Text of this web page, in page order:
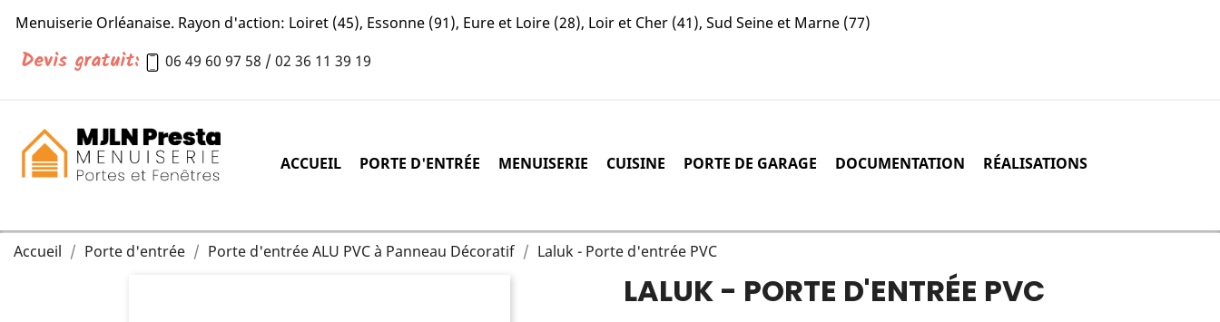
Devis gratuit: 06 49 60 97 58 / 02 36 11 39 19
Menuiserie Orléanaise. Rayon d'action: Loiret (45), Essonne (91), Eure et Loire (28), Loir et Cher (41), Sud Seine et Marne (77)
ACCUEIL PORTE D'ENTRÉE MENUISERIE CUISINE PORTE DE GARAGE DOCUMENTATION RÉALISATIONS
Accueil Porte d'entrée Porte d'entrée ALU PVC à Panneau Décoratif Laluk - Porte d'entrée PVC
LALUK - PORTE D'ENTRÉE PVC